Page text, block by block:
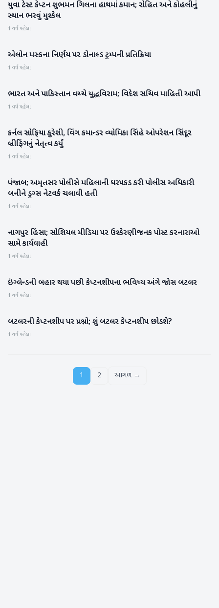
રમતગમત
યુવા ટેસ્ટ કેપ્ટન શુભમન ગિલના હાથમાં કમાન; રોહિત અને કોહલીનું
સ્થાન ભરવું મુશ્કેલ
1 વર્ષ પહેલા
આંતરરાષ્ટ્રીય
એલોન મસ્કના નિર્ણય પર ડોનાલ્ડ ટ્રમ્પની પ્રતિક્રિયા
1 વર્ષ પહેલા
રાષ્ટ્રીય
ભારત અને પાકિસ્તાન વચ્ચે યુદ્ધવિરામ; વિદેશ સચિવ માહિતી આપી
1 વર્ષ પહેલા
રાષ્ટ્રીય
કર્નલ સોફિયા કુરેશી, વિંગ કમાન્ડર વ્યોમિકા સિંહે ઓપરેશન સિંદૂર
બ્રીફિંગનું નેતૃત્વ કર્યું
1 વર્ષ પહેલા
રાષ્ટ્રીય
પંજાબ; અમૃતસર પોલીસે મહિલાની ધરપકડ કરી પોલીસ અધિકારી
બનીને ડ્રગ્સ નેટવર્ક ચલાવી હતી
1 વર્ષ પહેલા
રાષ્ટ્રીય
નાગપુર હિંસા; સોશિયલ મીડિયા પર ઉશ્કેરણીજનક પોસ્ટ કરનારાઓ
સામે કાર્યવાહી
1 વર્ષ પહેલા
રમતગમત
ઇંગ્લેન્ડની બહાર થયા પછી કેપ્ટનશીપના ભવિષ્ય અંગે જોસ બટલર
1 વર્ષ પહેલા
રમતગમત
બટલરની કેપ્ટનશીપ પર પ્રશ્નો; શું બટલર કેપ્ટનશીપ છોડશે?
1 વર્ષ પહેલા
1 2 આગળ →